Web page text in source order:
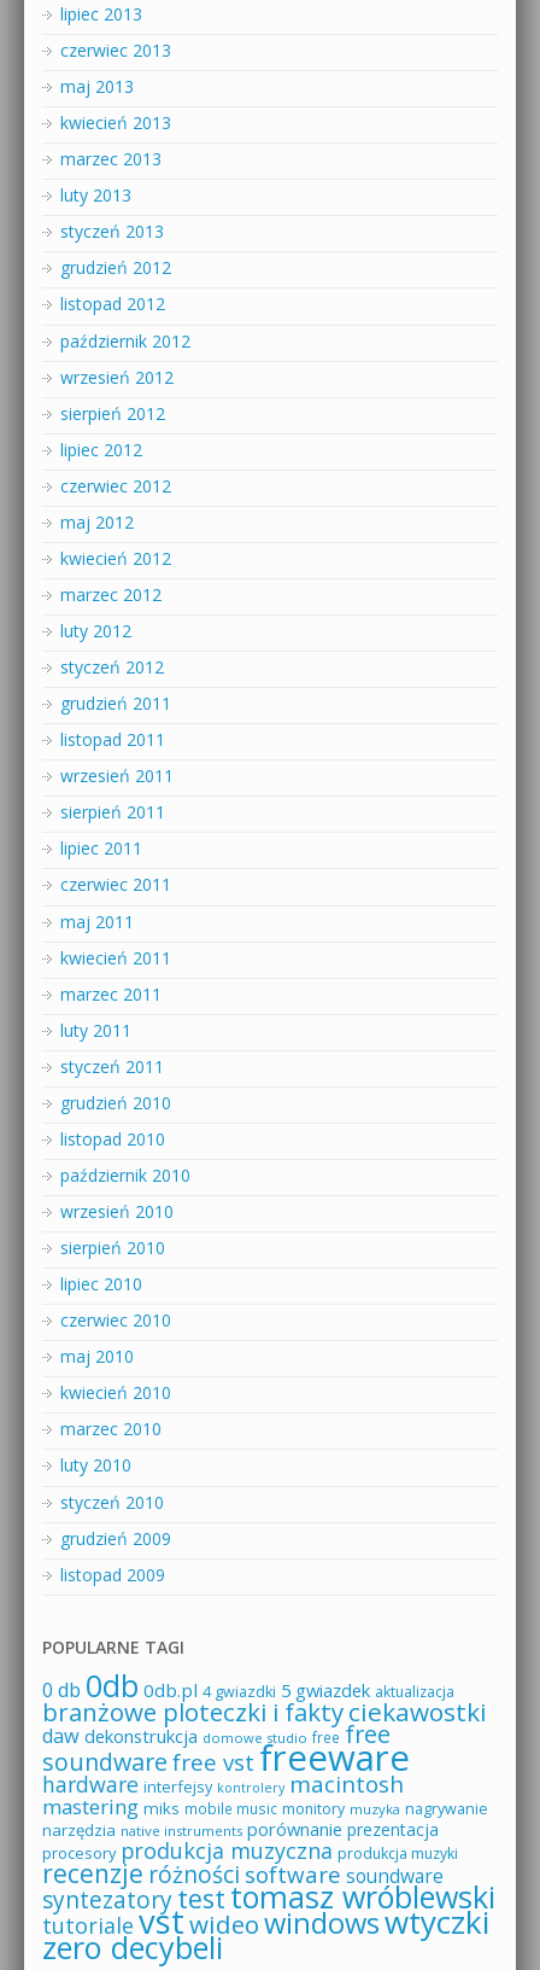
lipiec 2013
czerwiec 2013
maj 2013
kwiecień 2013
marzec 2013
luty 2013
styczeń 2013
grudzień 2012
listopad 2012
październik 2012
wrzesień 2012
sierpień 2012
lipiec 2012
czerwiec 2012
maj 2012
kwiecień 2012
marzec 2012
luty 2012
styczeń 2012
grudzień 2011
listopad 2011
wrzesień 2011
sierpień 2011
lipiec 2011
czerwiec 2011
maj 2011
kwiecień 2011
marzec 2011
luty 2011
styczeń 2011
grudzień 2010
listopad 2010
październik 2010
wrzesień 2010
sierpień 2010
lipiec 2010
czerwiec 2010
maj 2010
kwiecień 2010
marzec 2010
luty 2010
styczeń 2010
grudzień 2009
listopad 2009
POPULARNE TAGI
0 db 0db 0db.pl 4 gwiazdki 5 gwiazdek aktualizacja
branżowe ploteczki i faktyciekawostki
daw dekonstrukcja domowe studio free free
soundware free vst freeware
hardware interfejsy kontrolery macintosh
mastering miks mobile music monitory muzyka nagrywanie
narzędzia native instruments porównanie prezentacja
procesory produkcja muzyczna produkcja muzyki
recenzje różności software soundware
syntezatorytesttomasz wróblewski
tutoriale vstwideowindowswtyczki
zero decybeli